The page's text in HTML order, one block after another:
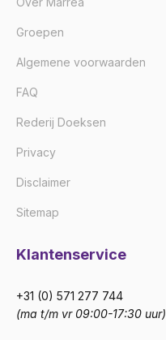
Groepen
Algemene voorwaarden
FAQ
Rederij Doeksen
Privacy
Disclaimer
Sitemap
Klantenservice
+31 (0) 571 277 744
(ma t/m vr 09:00-17:30 uur)